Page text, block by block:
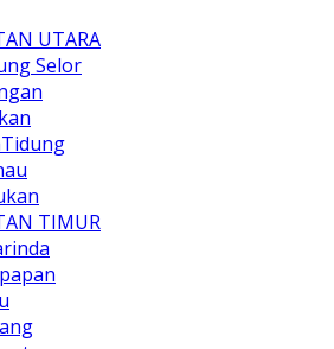
UTARA
Selor
TIMUR